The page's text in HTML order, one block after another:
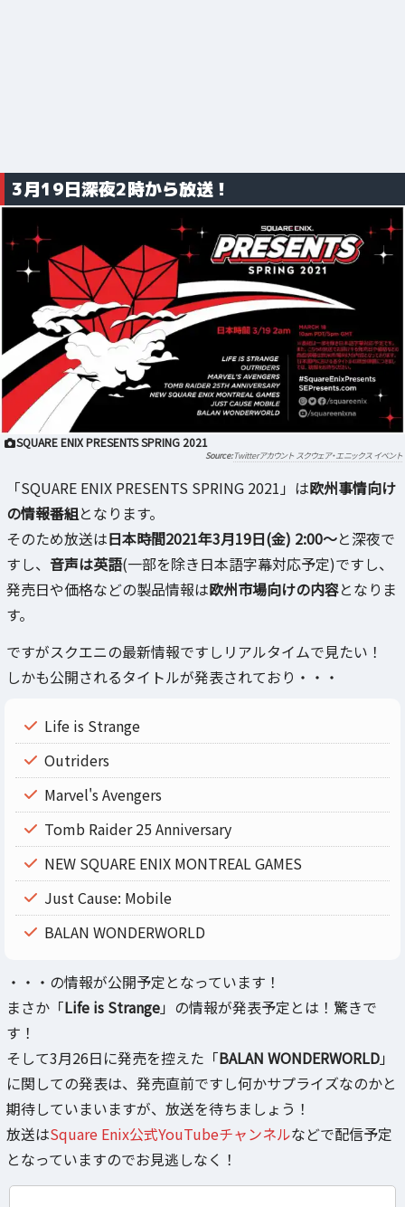
3月19日深夜2時から放送！
SQUARE ENIX PRESENTS SPRING 2021
Twitterアカウント スクウェア・エニックス イベント
「SQUARE ENIX PRESENTS SPRING 2021」は欧州事情向け
の情報番組となります。
そのため放送は日本時間2021年3月19日(金) 2:00～と深夜で
すし、 音声は英語(一部を除き日本語字幕対応予定)ですし、
発売日や価格などの製品情報は欧州市場向けの内容となりま
す。
ですがスクエニの最新情報ですしリアルタイムで見たい！
しかも公開されるタイトルが発表されており・・・
Life is Strange
Outriders
Marvel's Avengers
Tomb Raider 25 Anniversary
NEW SQUARE ENIX MONTREAL GAMES
Just Cause: Mobile
BALAN WONDERWORLD
・・・の情報が公開予定となっています！
まさか「Life is Strange」の情報が発表予定とは！驚きで
す！
そして3月26日に発売を控えた「BALAN WONDERWORLD」
に関しての発表は、発売直前ですし何かサプライズなのかと
期待していまいますが、放送を待ちましょう！
放送はSquare Enix公式YouTubeチャンネルなどで配信予定
となっていますのでお見逃しなく！